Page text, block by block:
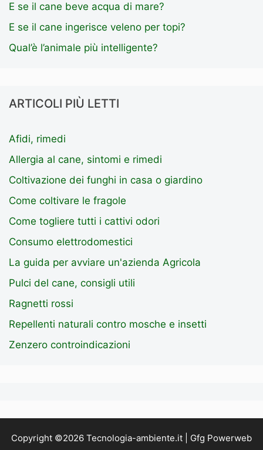
E se il cane beve acqua di mare?
E se il cane ingerisce veleno per topi?
Qual’è l’animale più intelligente?
ARTICOLI PIÙ LETTI
Afidi, rimedi
Allergia al cane, sintomi e rimedi
Coltivazione dei funghi in casa o giardino
Come coltivare le fragole
Come togliere tutti i cattivi odori
Consumo elettrodomestici
La guida per avviare un'azienda Agricola
Pulci del cane, consigli utili
Ragnetti rossi
Repellenti naturali contro mosche e insetti
Zenzero controindicazioni
Copyright ©2026 Tecnologia-ambiente.it | Gfg Powerweb